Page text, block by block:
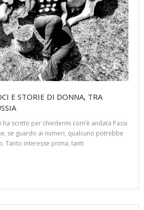
E STORIE DI DONNA, TRA
scritto per chiedermi com’è andata Passi
se guardo ai numeri, qualcuno potrebbe
Tanto interesse prima, tanti